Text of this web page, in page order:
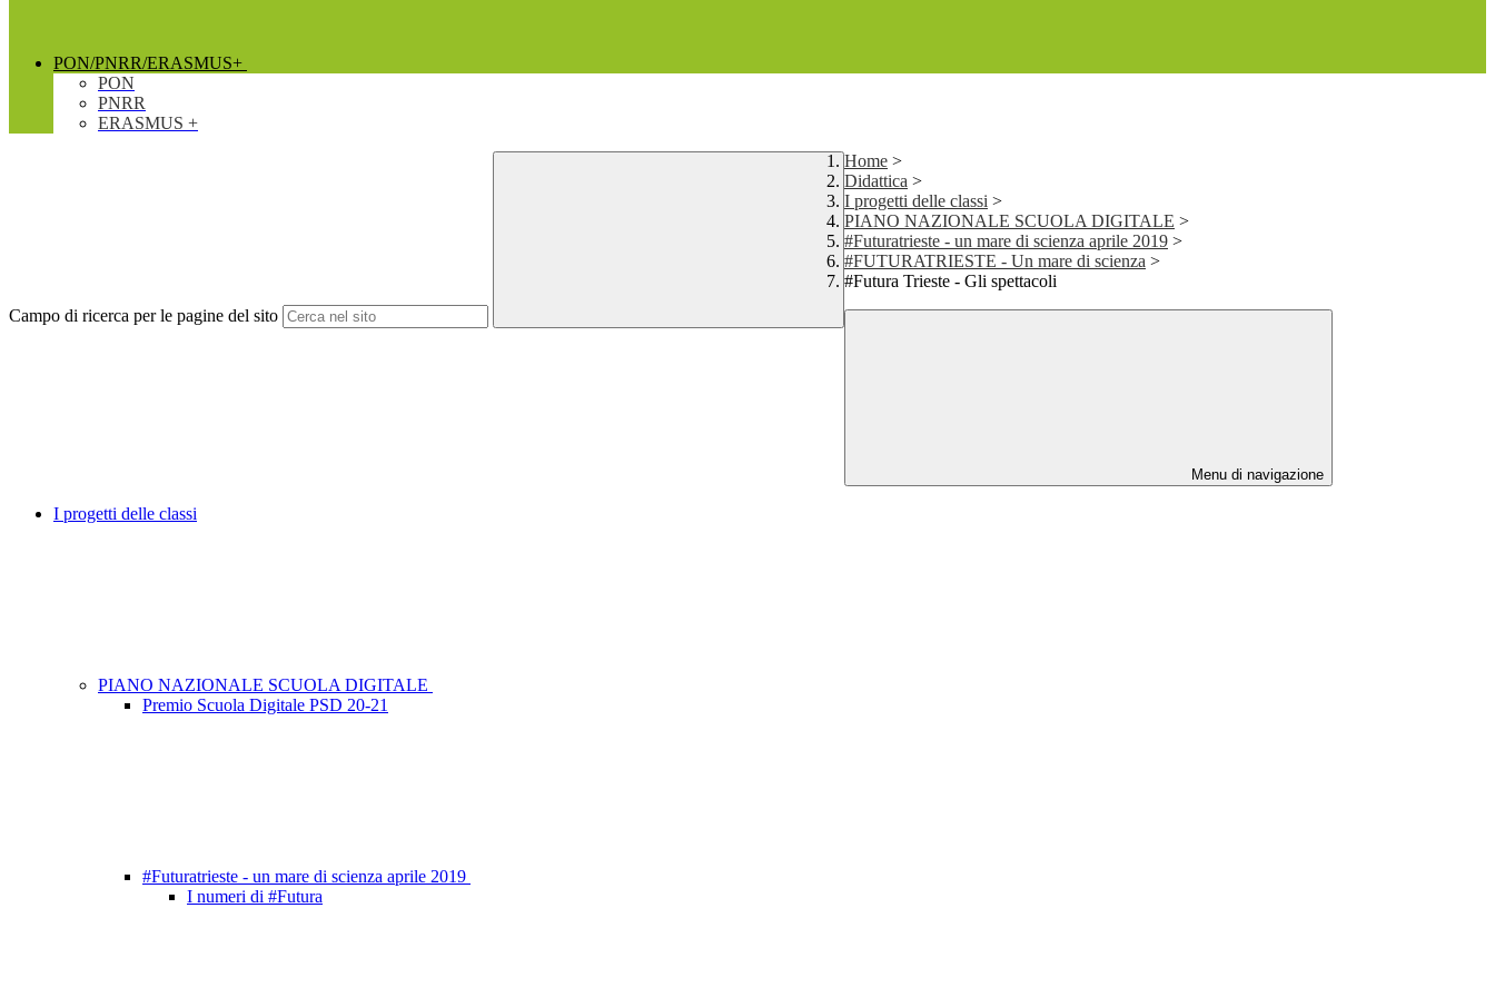
PON/PNRR/ERASMUS+
PON
PNRR
ERASMUS +
Campo di ricerca per le pagine del sito
Home >
Didattica >
I progetti delle classi >
PIANO NAZIONALE SCUOLA DIGITALE >
#Futuratrieste - un mare di scienza aprile 2019 >
#FUTURATRIESTE - Un mare di scienza >
#Futura Trieste - Gli spettacoli
Menu di navigazione
I progetti delle classi
PIANO NAZIONALE SCUOLA DIGITALE
Premio Scuola Digitale PSD 20-21
#Futuratrieste - un mare di scienza aprile 2019
I numeri di #Futura